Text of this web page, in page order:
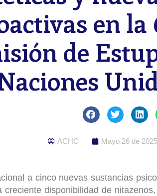
en la
de
ACHC Mayo 26 de 2025
a cinco nuevas sustancias
creciente disponibilidad de